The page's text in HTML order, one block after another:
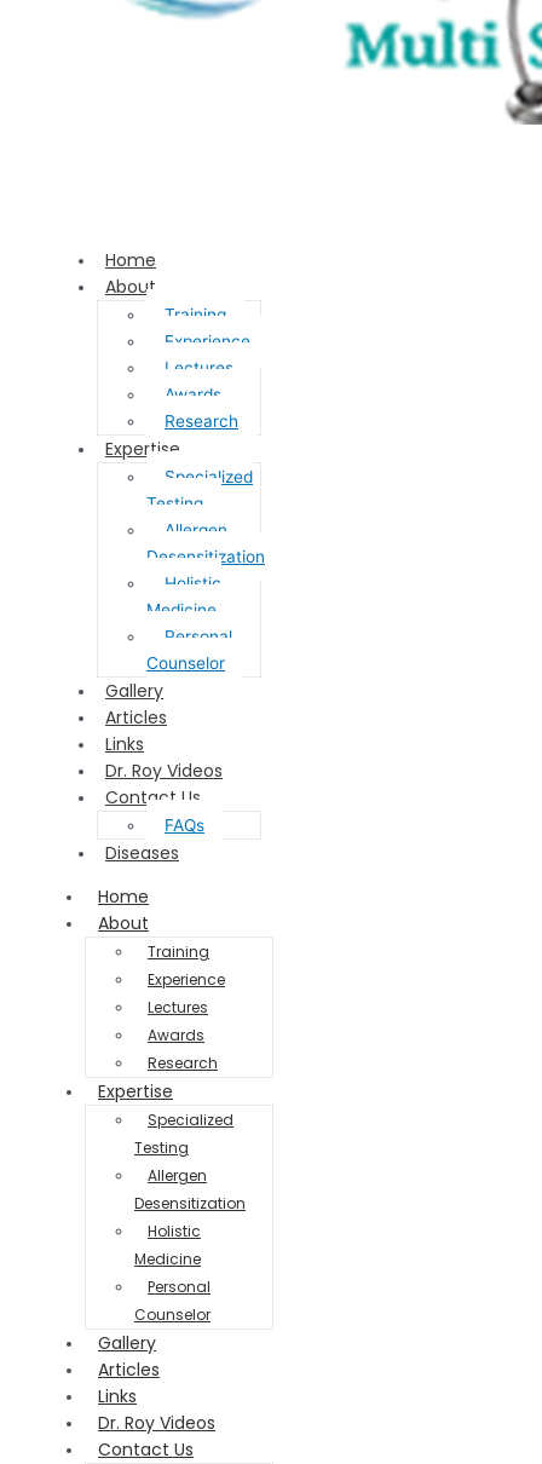
Home
About
Training
Experience
Lectures
Awards
Research
Expertise
Specialized
Testing
Allergen
Desensitization
Holistic
Medicine
Personal
Counselor
Gallery
Articles
Links
Dr. Roy Videos
Contact Us
FAQs
Diseases
Home
About
Training
Experience
Lectures
Awards
Research
Expertise
Specialized
Testing
Allergen
Desensitization
Holistic
Medicine
Personal
Counselor
Gallery
Articles
Links
Dr. Roy Videos
Contact Us